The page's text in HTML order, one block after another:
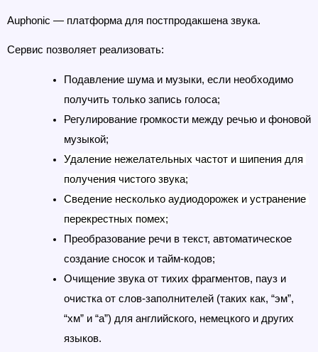
Auphonic — платформа для постпродакшена звука.
Сервис позволяет реализовать:
Подавление шума и музыки, если необходимо
получить только запись голоса;
Регулирование громкости между речью и фоновой
музыкой;
Удаление нежелательных частот и шипения для
получения чистого звука;
Сведение несколько аудиодорожек и устранение
перекрестных помех;
Преобразование речи в текст, автоматическое
создание сносок и тайм-кодов;
Очищение звука от тихих фрагментов, пауз и
очистка от слов-заполнителей (таких как, “эм”,
“хм” и “а”) для английского, немецкого и других
языков.